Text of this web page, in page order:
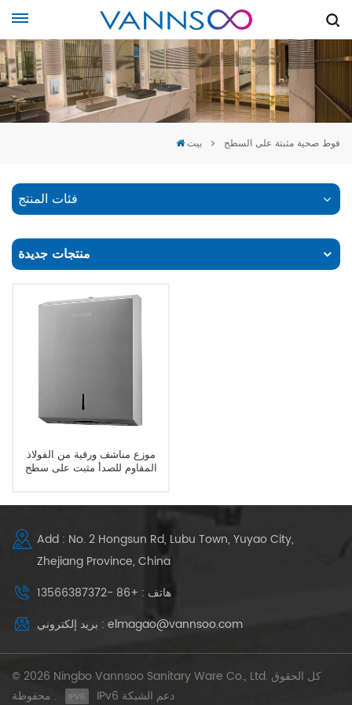
بيت فوط صحية مثبتة على السطح
فئات المنتج
منتجات جديدة
موزع مناشف ورقية من الفولاذ
المقاوم للصدأ مثبت على سطح
Add : No. 2 Hongsun Rd, Lubu Town, Yuyao City,
Zhejiang Province, China
هاتف : +86 -13566387372
بريد إلكتروني : elmagao@vannsoo.com
© 2026 Ningbo Vannsoo Sanitary Ware Co., Ltd. كل الحقوق
محفوظة .
IPv6 دعم الشبكة